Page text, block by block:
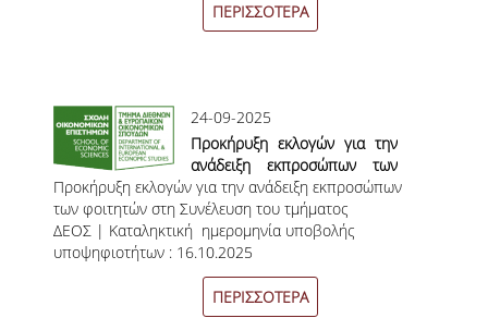
ΓΕΝΙΚΕΣ ΠΛΗΡΟΦΟΡΙΕΣ
ΚΑΝΟΝΙΣΜΟΣ
ΕΠΙΚΟΙΝΩΝΙΑ
ΠΡΟΓΡΑΜΜΑ ERASMUS+
ΓΕΝΙΚΕΣ ΠΛΗΡΟΦΟΡΙΕΣ
ΠΕΡΙΣΣΟΤΕΡΑ
24-09-2025
Προκήρυξη εκλογών για την
ανάδειξη εκπροσώπων των
φοιτητών στη Συνέλευση του
τμήματος ΔΕΟΣ
Προκήρυξη εκλογών για την ανάδειξη εκπροσώπων
των φοιτητών στη Συνέλευση του τμήματος
ΔΕΟΣ | Καταληκτική ημερομηνία υποβολής
υποψηφιοτήτων : 16.10.2025
ΠΕΡΙΣΣΟΤΕΡΑ